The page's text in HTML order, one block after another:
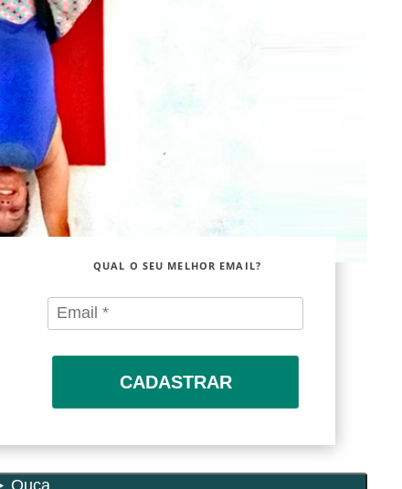
QUAL O SEU MELHOR EMAIL?
CADASTRAR